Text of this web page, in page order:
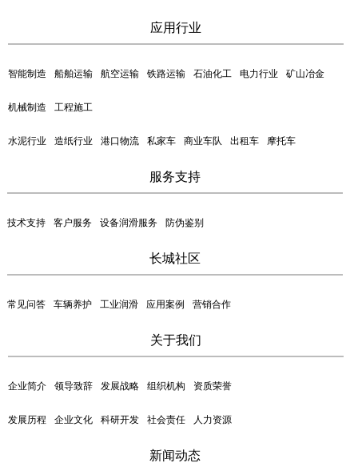
应用行业
智能制造 船舶运输 航空运输 铁路运输 石油化工 电力行业 矿山冶金
机械制造 工程施工
水泥行业 造纸行业 港口物流 私家车 商业车队 出租车 摩托车
服务支持
技术支持 客户服务 设备润滑服务 防伪鉴别
长城社区
常见问答 车辆养护 工业润滑 应用案例 营销合作
关于我们
企业简介 领导致辞 发展战略 组织机构 资质荣誉
发展历程 企业文化 科研开发 社会责任 人力资源
新闻动态